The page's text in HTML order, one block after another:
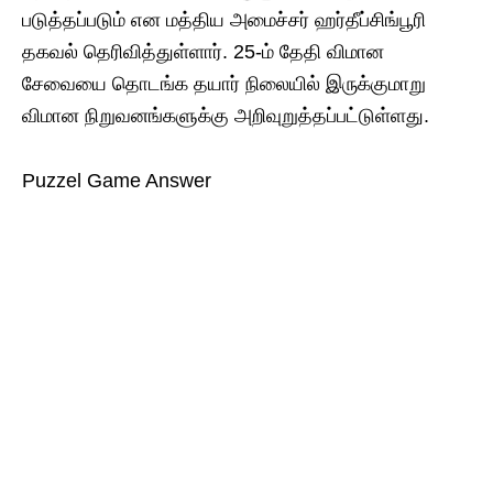
படுத்தப்படும் என மத்திய அமைச்சர் ஹர்தீப்சிங்பூரி
தகவல் தெரிவித்துள்ளார். 25-ம் தேதி விமான
சேவையை தொடங்க தயார் நிலையில் இருக்குமாறு
விமான நிறுவனங்களுக்கு அறிவுறுத்தப்பட்டுள்ளது.
Puzzel Game Answer